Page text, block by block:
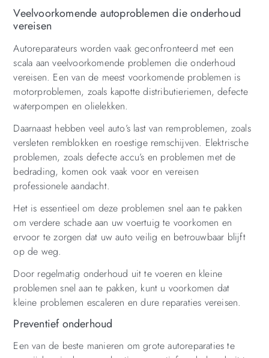
Veelvoorkomende autoproblemen die onderhoud
vereisen
Autoreparateurs worden vaak geconfronteerd met een
scala aan veelvoorkomende problemen die onderhoud
vereisen. Een van de meest voorkomende problemen is
motorproblemen, zoals kapotte distributieriemen, defecte
waterpompen en olielekken.
Daarnaast hebben veel auto’s last van remproblemen, zoals
versleten remblokken en roestige remschijven. Elektrische
problemen, zoals defecte accu’s en problemen met de
bedrading, komen ook vaak voor en vereisen
professionele aandacht.
Het is essentieel om deze problemen snel aan te pakken
om verdere schade aan uw voertuig te voorkomen en
ervoor te zorgen dat uw auto veilig en betrouwbaar blijft
op de weg.
Door regelmatig onderhoud uit te voeren en kleine
problemen snel aan te pakken, kunt u voorkomen dat
kleine problemen escaleren en dure reparaties vereisen.
Preventief onderhoud
Een van de beste manieren om grote autoreparaties te